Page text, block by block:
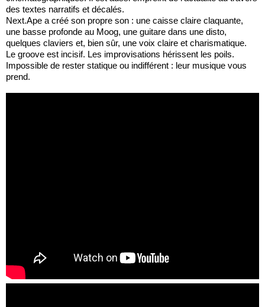
des textes narratifs et décalés.
Next.Ape a créé son propre son : une caisse claire claquante,
une basse profonde au Moog, une guitare dans une disto,
quelques claviers et, bien sûr, une voix claire et charismatique.
Le groove est incisif. Les improvisations hérissent les poils.
Impossible de rester statique ou indifférent : leur musique vous
prend.